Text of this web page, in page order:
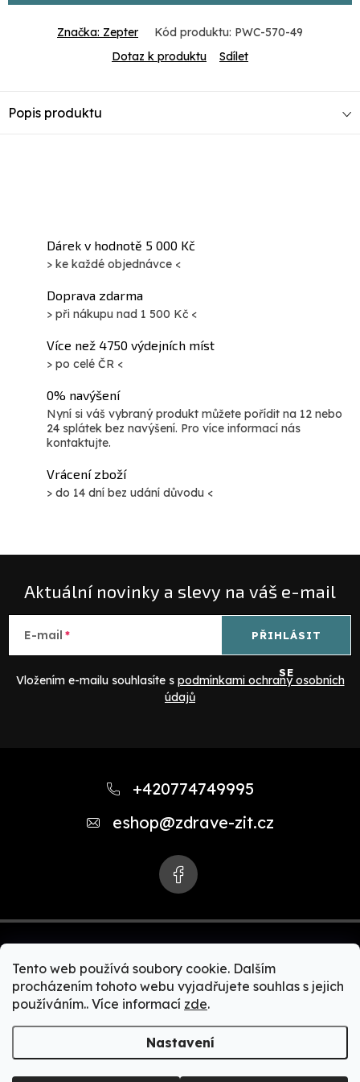
Tento web používá soubory cookie. Dalším
procházením tohoto webu vyjadřujete souhlas s jejich
používáním.. Více informací zde.
Nastavení
Značka: Zepter Kód produktu: PWC-570-49
Dotaz k produktu
Sdílet
Popis produktu
Dárek v hodnotě 5 000 Kč
> ke každé objednávce <
Doprava zdarma
> při nákupu nad 1 500 Kč <
Více než 4750 výdejních míst
> po celé ČR <
0% navýšení
Nyní si váš vybraný produkt můžete pořídit na 12 nebo
24 splátek bez navýšení. Pro více informací nás
kontaktujte.
Vrácení zboží
> do 14 dní bez udání důvodu <
Aktuální novinky a slevy na váš e-mail
E-mail
Vložením e-mailu souhlasíte s podmínkami ochrany osobních
údajů
PŘIHLÁSIT
SE
+420774749995
eshop@zdrave-zit.cz
Copyright 2026Zdravě-žít.cz | Akční nabídky Zepter
produktů. Zdravé vaření, čističky vody, čističky vzduchu,
zdravé spaní, Bioptron + MedAll, zdravá a čistá domácnost,
Zepter kosmetika, Zepter kolagen.. Všechna práva